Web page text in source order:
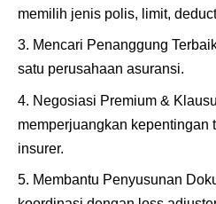
memilih jenis polis, limit,
Mencari Penanggung
satu perusahaan asuransi.
Negosiasi Premium &
memperjuangkan kepentingan
insurer.
Membantu Penyusunan